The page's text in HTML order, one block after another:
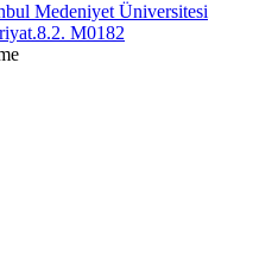
Medeniyet Üniversitesi
M0182